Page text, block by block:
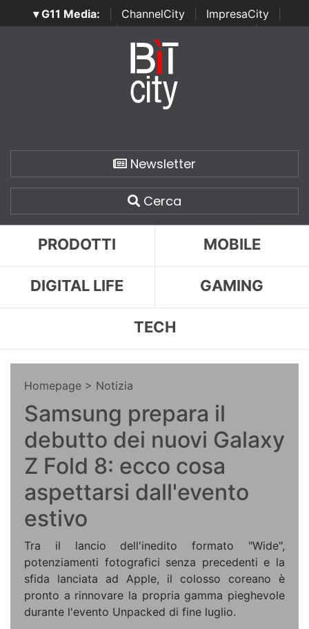
▾ G11 Media: ChannelCity ImpresaCity
SecurityOpenLab | Italian Channel Awards | Italian
Italian Security Awards
Newsletter
Cerca
PRODOTTI MOBILE
DIGITAL LIFE GAMING
TECH
Homepage > Notizia
Samsung prepara il
debutto dei nuovi Galaxy
Z Fold 8: ecco cosa
aspettarsi dall'evento
estivo
Tra il lancio dell'inedito formato "Wide",
potenziamenti fotografici senza precedenti e la
sfida lanciata ad Apple, il colosso coreano è
pronto a rinnovare la propria gamma pieghevole
durante l'evento Unpacked di fine luglio.